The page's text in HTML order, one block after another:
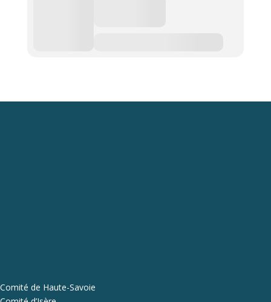
Comité de Haute-Savoie